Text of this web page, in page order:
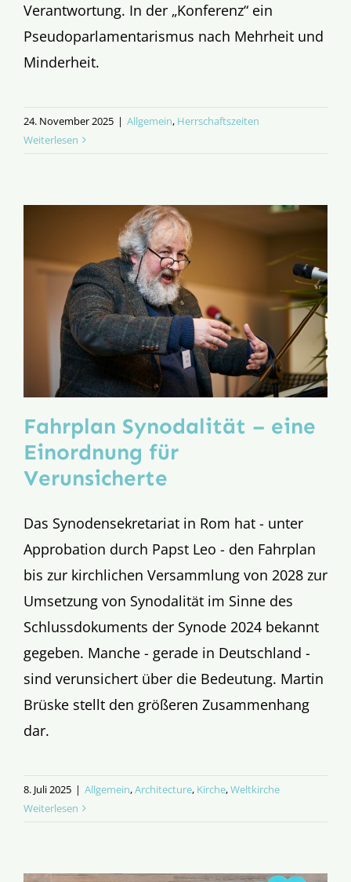
Verantwortung. In der „Konferenz“ ein
Pseudoparlamentarismus nach Mehrheit und
Minderheit.
24. November 2025 | Allgemein, Herrschaftszeiten
Weiterlesen
Fahrplan Synodalität – eine
Einordnung für
Verunsicherte
Das Synodensekretariat in Rom hat - unter
Approbation durch Papst Leo - den Fahrplan
bis zur kirchlichen Versammlung von 2028 zur
Umsetzung von Synodalität im Sinne des
Schlussdokuments der Synode 2024 bekannt
gegeben. Manche - gerade in Deutschland -
sind verunsichert über die Bedeutung. Martin
Brüske stellt den größeren Zusammenhang
dar.
8. Juli 2025 | Allgemein,Architecture, Kirche,Weltkirche
Weiterlesen